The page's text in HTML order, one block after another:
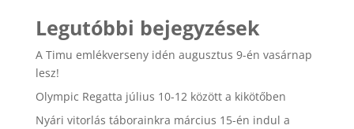
Legutóbbi bejegyzések
A Timu emlékverseny idén augusztus 9-én vasárnap
lesz!
Olympic Regatta július 10-12 között a kikötőben
Nyári vitorlás táborainkra március 15-én indul a